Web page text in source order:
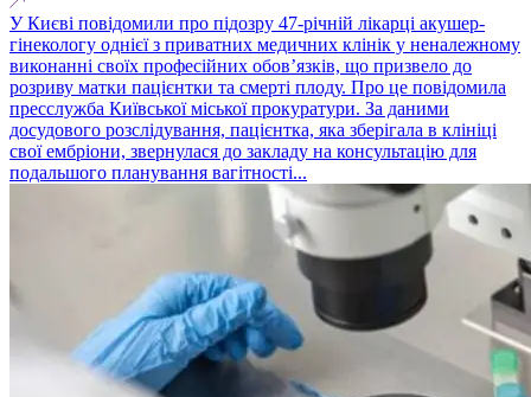
У Києві повідомили про підозру 47-річній лікарці акушер-
гінекологу однієї з приватних медичних клінік у неналежному
виконанні своїх професійних обов’язків, що призвело до
розриву матки пацієнтки та смерті плоду. Про це повідомила
пресслужба Київської міської прокуратури. За даними
досудового розслідування, пацієнтка, яка зберігала в клініці
свої ембріони, звернулася до закладу на консультацію для
подальшого планування вагітності...